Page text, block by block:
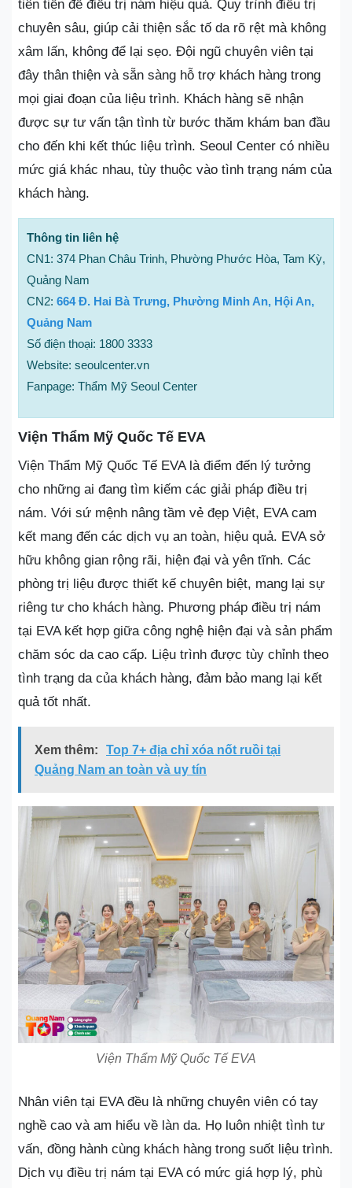
tiên tiến để điều trị nám hiệu quả. Quy trình điều trị
chuyên sâu, giúp cải thiện sắc tố da rõ rệt mà không
xâm lấn, không để lại sẹo. Đội ngũ chuyên viên tại
đây thân thiện và sẵn sàng hỗ trợ khách hàng trong
mọi giai đoạn của liệu trình. Khách hàng sẽ nhận
được sự tư vấn tận tình từ bước thăm khám ban đầu
cho đến khi kết thúc liệu trình. Seoul Center có nhiều
mức giá khác nhau, tùy thuộc vào tình trạng nám của
khách hàng.
Thông tin liên hệ
CN1: 374 Phan Châu Trinh, Phường Phước Hòa, Tam Kỳ,
Quảng Nam
CN2: 664 Đ. Hai Bà Trưng, Phường Minh An, Hội An,
Quảng Nam
Số điện thoại: 1800 3333
Website: seoulcenter.vn
Fanpage: Thẩm Mỹ Seoul Center
Viện Thẩm Mỹ Quốc Tế EVA
Viện Thẩm Mỹ Quốc Tế EVA là điểm đến lý tưởng
cho những ai đang tìm kiếm các giải pháp điều trị
nám. Với sứ mệnh nâng tầm vẻ đẹp Việt, EVA cam
kết mang đến các dịch vụ an toàn, hiệu quả. EVA sở
hữu không gian rộng rãi, hiện đại và yên tĩnh. Các
phòng trị liệu được thiết kế chuyên biệt, mang lại sự
riêng tư cho khách hàng. Phương pháp điều trị nám
tại EVA kết hợp giữa công nghệ hiện đại và sản phẩm
chăm sóc da cao cấp. Liệu trình được tùy chỉnh theo
tình trạng da của khách hàng, đảm bảo mang lại kết
quả tốt nhất.
Xem thêm:
Top 7+ địa chỉ xóa nốt ruồi tại
Quảng Nam an toàn và uy tín
Viện Thẩm Mỹ Quốc Tế EVA
Nhân viên tại EVA đều là những chuyên viên có tay
nghề cao và am hiểu về làn da. Họ luôn nhiệt tình tư
vấn, đồng hành cùng khách hàng trong suốt liệu trình.
Dịch vụ điều trị nám tại EVA có mức giá hợp lý, phù